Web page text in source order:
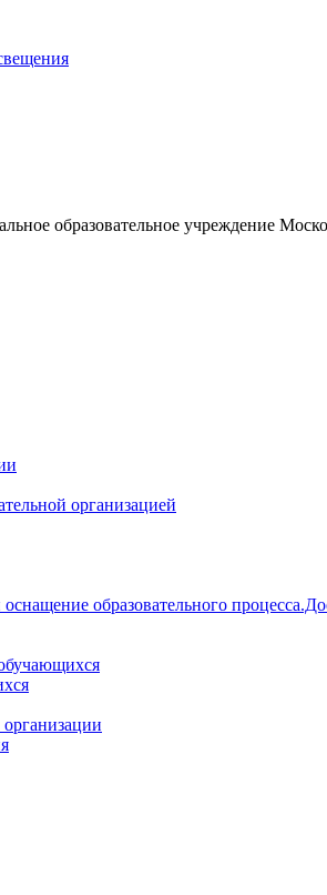
образовательное учреждение
организацией
образовательного